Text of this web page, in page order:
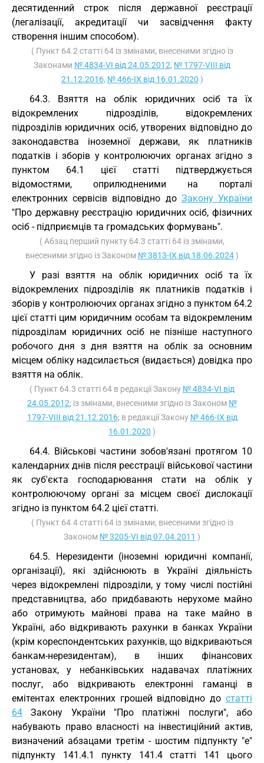
десятиденний строк після державної реєстрації
(легалізації, акредитації чи засвідчення факту
створення іншим способом).
( Пункт 64.2 статті 64 із змінами, внесеними згідно із
Законами № 4834-VI від 24.05.2012, № 1797-VIII від
21.12.2016, № 466-IX від 16.01.2020 )
64.3. Взяття на облік юридичних осіб та їх
відокремлених підрозділів, відокремлених
підрозділів юридичних осіб, утворених відповідно до
законодавства іноземної держави, як платників
податків і зборів у контролюючих органах згідно з
пунктом 64.1 цієї статті підтверджується
відомостями, оприлюдненими на порталі
електронних сервісів відповідно до Закону України
"Про державну реєстрацію юридичних осіб, фізичних
осіб - підприємців та громадських формувань".
( Абзац перший пункту 64.3 статті 64 із змінами,
внесеними згідно із Законом № 3813-IX від 18.06.2024)
У разі взяття на облік юридичних осіб та їх
відокремлених підрозділів як платників податків і
зборів у контролюючих органах згідно з пунктом 64.2
цієї статті цим юридичним особам та відокремленим
підрозділам юридичних осіб не пізніше наступного
робочого дня з дня взяття на облік за основним
місцем обліку надсилається (видається) довідка про
взяття на облік.
( Пункт 64.3 статті 64 в редакції Закону № 4834-VI від
24.05.2012; із змінами, внесеними згідно із Законом №
1797-VIII від 21.12.2016; в редакції Закону № 466-IX від
16.01.2020 )
64.4. Військові частини зобов'язані протягом 10
календарних днів після реєстрації військової частини
як суб'єкта господарювання стати на облік у
контролюючому органі за місцем своєї дислокації
згідно із пунктом 64.2 цієї статті.
( Пункт 64.4 статті 64 із змінами, внесеними згідно із
Законом № 3205-VI від 07.04.2011 )
64.5. Нерезиденти (іноземні юридичні компанії,
організації), які здійснюють в Україні діяльність
через відокремлені підрозділи, у тому числі постійні
представництва, або придбавають нерухоме майно
або отримують майнові права на таке майно в
Україні, або відкривають рахунки в банках України
(крім кореспондентських рахунків, що відкриваються
банкам-нерезидентам), в інших фінансових
установах, у небанківських надавачах платіжних
послуг, або відкривають електронні гаманці в
емітентах електронних грошей відповідно до статті
64 Закону України "Про платіжні послуги", або
набувають право власності на інвестиційний актив,
визначений абзацами третім - шостим підпункту "е"
підпункту 141.4.1 пункту 141.4 статті 141 цього